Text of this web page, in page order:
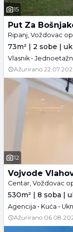
15
Put Za
Ripanj, Voždovac
73m² | 2 sobe |
Ažurirano
12
Vojvode
Centar, Voždovac
530m² | 8 soba |
Agencija • Kuća •
Ažurirano